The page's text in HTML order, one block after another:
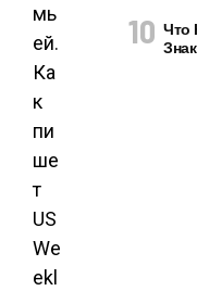
мь
ей.
Ка
к
пи
ше
т
US
We
ekl
Что